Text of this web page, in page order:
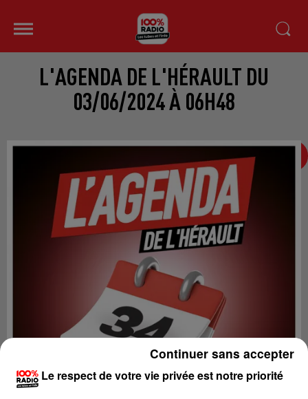
L'AGENDA DE L'HÉRAULT DU
03/06/2024 À 06H48
Le respect de votre vie privée est notre priorité
Continuer sans accepter